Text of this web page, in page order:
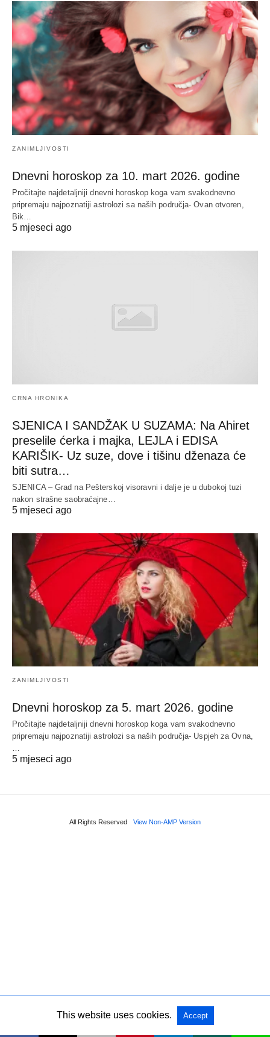
ZANIMLJIVOSTI
Dnevni horoskop za 10. mart 2026. godine
Pročitajte najdetaljniji dnevni horoskop koga vam svakodnevno
pripremaju najpoznatiji astrolozi sa naših područja- Ovan otvoren,
Bik…
5 mjeseci ago
CRNA HRONIKA
SJENICA I SANDŽAK U SUZAMA: Na Ahiret
preselile ćerka i majka, LEJLA i EDISA
KARIŠIK- Uz suze, dove i tišinu dženaza će
biti sutra…
SJENICA – Grad na Pešterskoj visoravni i dalje je u dubokoj tuzi
nakon strašne saobraćajne…
5 mjeseci ago
ZANIMLJIVOSTI
Dnevni horoskop za 5. mart 2026. godine
Pročitajte najdetaljniji dnevni horoskop koga vam svakodnevno
pripremaju najpoznatiji astrolozi sa naših područja- Uspjeh za Ovna,
…
5 mjeseci ago
All Rights Reserved View Non-AMP Version
This website uses cookies. Accept